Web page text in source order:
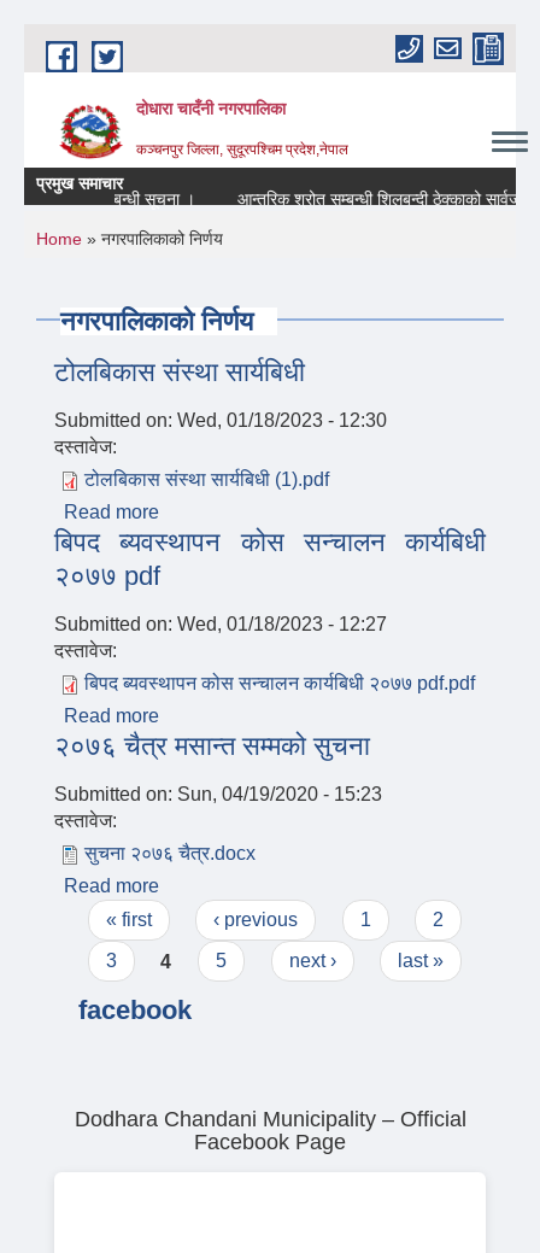
Skip to main content
दोधारा चादँनी नगरपालिका
कञ्चनपुर जिल्ला, सुदूरपश्चिम प्रदेश,नेपाल
प्रमुख समाचार
संचालन सम्बन्धी सूचना ।
आन्तरिक श्रोत सम्बन्धी शिलबन्दी ठेक्काको
You are here
Home » नगरपालिकाको निर्णय
नगरपालिकाको निर्णय
टोलबिकास संस्था सार्यबिधी
Submitted on: Wed, 01/18/2023 - 12:30
दस्तावेज:
टोलबिकास संस्था सार्यबिधी (1).pdf
Read more
बिपद ब्यवस्थापन कोस सन्चालन कार्यबिधी
२०७७ pdf
Submitted on: Wed, 01/18/2023 - 12:27
दस्तावेज:
बिपद ब्यवस्थापन कोस सन्चालन कार्यबिधी २०७७ pdf.pdf
Read more
२०७७ pdf
२०७६ चैत्र मसान्त सम्मको सुचना
Submitted on: Sun, 04/19/2020 - 15:23
दस्तावेज:
सुचना २०७६ चैत्र.docx
Read more
Pages
« first ‹ previous 1
2
3
4 5 next › last »
facebook
Dodhara Chandani Municipality – Official
Facebook Page